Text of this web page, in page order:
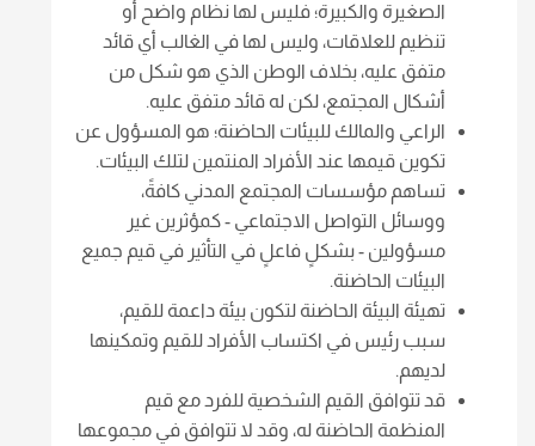
الصغيرة والكبيرة؛ فليس لها نظام واضح أو
تنظيم للعلاقات، وليس لها في الغالب أي قائد
متفق عليه، بخلاف الوطن الذي هو شكل من
أشكال المجتمع، لكن له قائد متفق عليه.
الراعي والمالك للبيئات الحاضنة؛ هو المسؤول عن
تكوين قيمها عند الأفراد المنتمين لتلك البيئات.
تساهم مؤسسات المجتمع المدني كافةً،
ووسائل التواصل الاجتماعي - كمؤثرين غير
مسؤولين - بشكلٍ فاعلٍ في التأثير في قيم جميع
البيئات الحاضنة.
تهيئة البيئة الحاضنة لتكون بيئة داعمة للقيم،
سبب رئيس في اكتساب الأفراد للقيم وتمكينها
لديهم.
قد تتوافق القيم الشخصية للفرد مع قيم
المنظمة الحاضنة له، وقد لا تتوافق في مجموعها